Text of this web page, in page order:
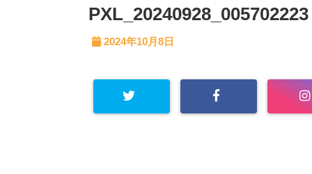
PXL_20240928_005702223
2024年10月8日